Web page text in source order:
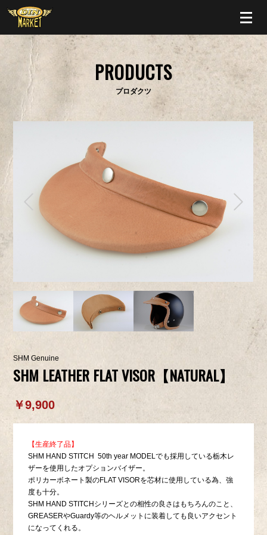
PRODUCTS
プロダクツ
SHM Genuine
SHM LEATHER FLAT VISOR【NATURAL】
￥9,900
【生産終了品】
SHM HAND STITCH 50th year MODELでも採用している栃木レ
ザーを使用したオプションバイザー。
ポリカーボネート製のFLAT VISORを芯材に使用している為、強
度も十分。
SHM HAND STITCHシリーズとの相性の良さはもちろんのこと、
GREASERやGuardy等のヘルメットに装着しても良いアクセント
になってくれる。